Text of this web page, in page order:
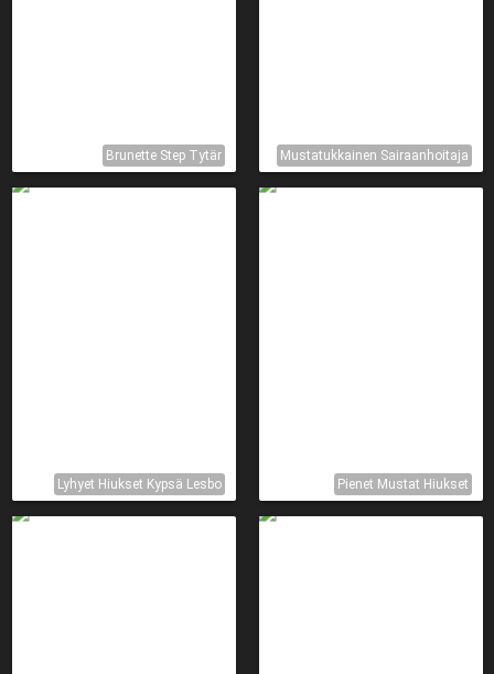
Brunette Step Tytär Mustatukkainen Sairaanhoitaja
Lyhyet Hiukset Kypsä Lesbo Pienet Mustat Hiukset